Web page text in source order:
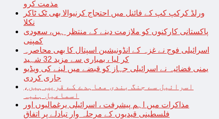
مذمت کرو
ورلڈ کرکپ کپ کے فائنل میں احتجاج کرنیوالا بھی ٹک ٹاکر
نکلا
پاکستانی کارکنوں کو ملازمت دینے کے منتظر ہیں، سعودی
کمپنی
اسرائیلی فوج نے غزہ کے انڈونیشین اسپتال کا بھی محاصرہ
کر لیا ، بمباری سے مزید 32 شہید
یمنی فضائیہ نے اسرائیلی جہاز کو قبضے میں لینے کی ویڈیو
جاری کردی
اسرائیل سے جنگ بندی معاہدے کے قریب ہیں،
اسماعیل ہنیہ
مذاکرات میں اہم پیشرفت ، اسرائیلی یرغمالیوں اور
فلسطینی قیدیوں کے مرحلہ وار تبادلے پر اتفاق